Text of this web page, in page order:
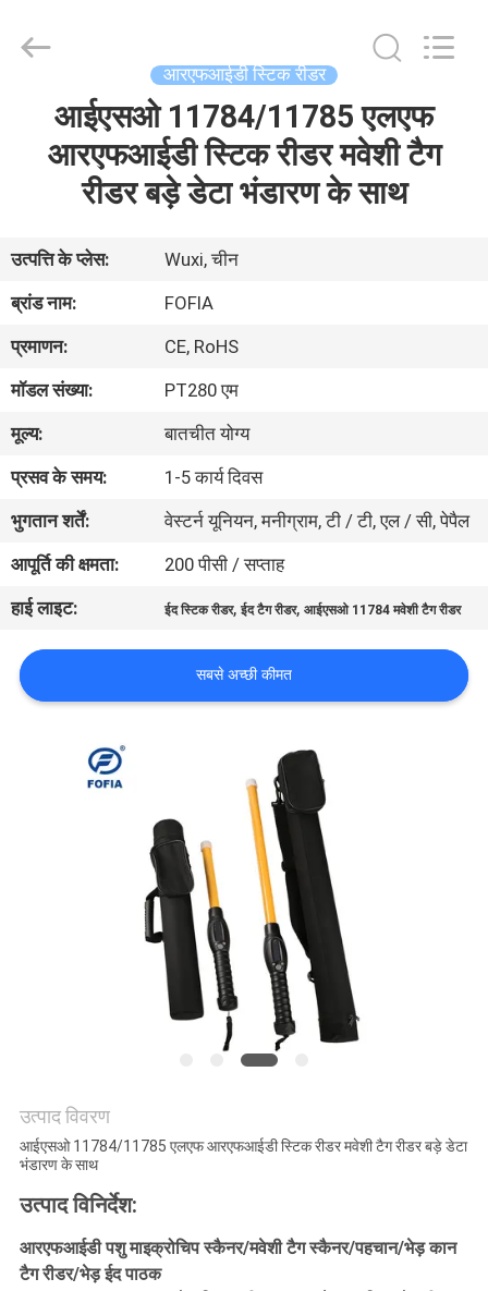
वीडियो
बारे
में
कारखाना
भ्रमण
गुणवत्ता
नियंत्रण
संपर्क
PRIVACY
POLICY
आरएफआईडी स्टिक रीडर
आईएसओ 11784/11785 एलएफ
आरएफआईडी स्टिक रीडर मवेशी टैग
रीडर बड़े डेटा भंडारण के साथ
उत्पत्ति के प्लेस:
Wuxi, चीन
ब्रांड नाम:
FOFIA
प्रमाणन:
CE, RoHS
मॉडल संख्या:
PT280 एम
मूल्य:
बातचीत योग्य
प्रसव के समय:
1-5 कार्य दिवस
भुगतान शर्तें:
वेस्टर्न यूनियन, मनीग्राम, टी / टी, एल / सी, पेपैल
आपूर्ति की क्षमता:
200 पीसी / सप्ताह
हाई लाइट:
ईद स्टिक रीडर,ईद टैग रीडर,आईएसओ 11784 मवेशी टैग रीडर
सबसे अच्छी कीमत
उत्पाद विवरण
आईएसओ 11784/11785 एलएफ आरएफआईडी स्टिक रीडर मवेशी टैग रीडर बड़े डेटा
भंडारण के साथ
उत्पाद विनिर्देश:
आरएफआईडी पशु माइक्रोचिप स्कैनर/मवेशी टैग स्कैनर/पहचान/भेड़ कान
टैग रीडर/भेड़ ईद पाठक